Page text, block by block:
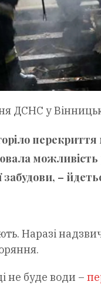
ДСНС у
–
Наразі
не буде води –